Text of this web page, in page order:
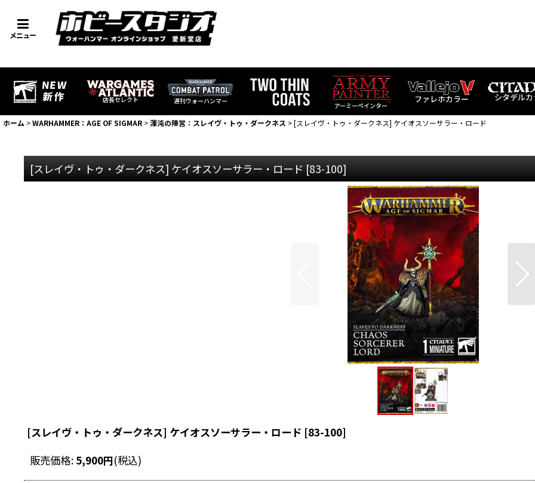
メニュー
店長セレクト 週刊ウォーハンマー
アーミーペインター
ファレホカラー シタデル
ホーム >WARHAMMER：AGE OF SIGMAR >渾沌の陣営：スレイヴ・トゥ・ダークネス >[スレイヴ・トゥ・ダークネス] ケイオスソーサラー・ロード
[スレイヴ・トゥ・ダークネス] ケイオスソーサラー・ロード [83-100]
[スレイヴ・トゥ・ダークネス] ケイオスソーサラー・ロード [83-100]
販売価格: 5,900円(税込)